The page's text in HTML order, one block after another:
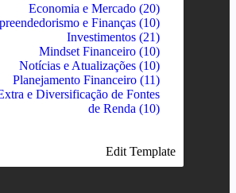
Economia e Mercado(20)
e Finanças(10)
Investimentos(21)
Mindset Financeiro(10)
Notícias e Atualizações(10)
Planejamento Financeiro(11)
e Diversificação de Fontes
de Renda (10)
Edit Template